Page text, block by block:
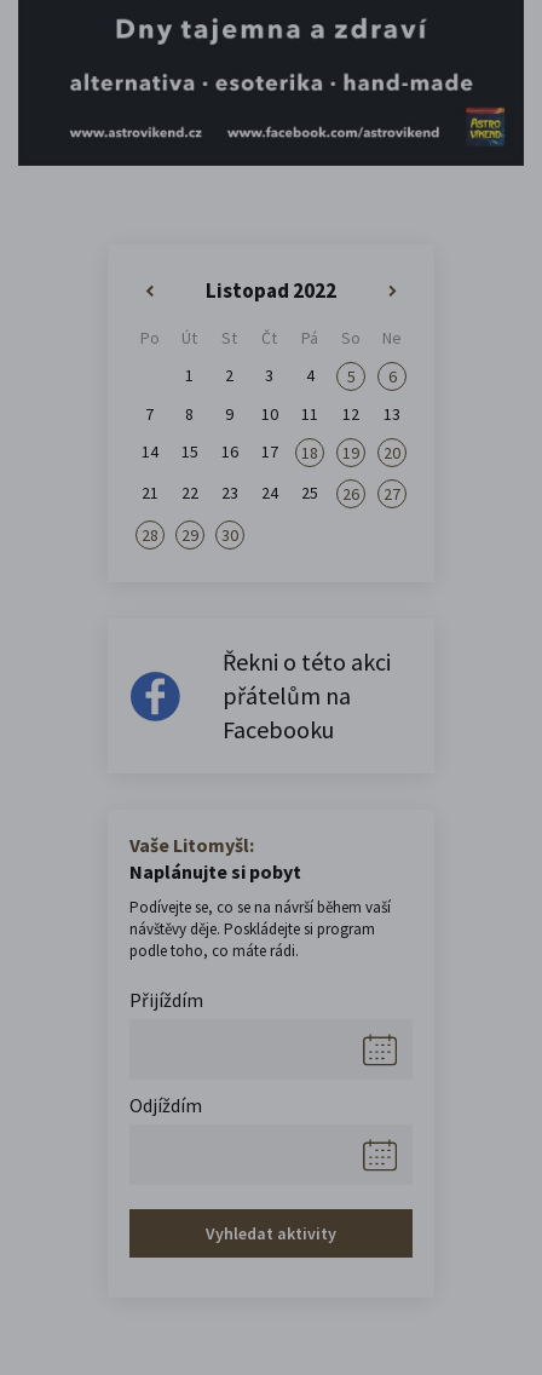
Listopad 2022
»
Po Út St Čt Pá So
Ne
1
2 3 4 5
6
7
8 9 10 11 12
13
14
15 16 17 18 19
20
21
22 23 24 25 26
27
28
29 30
Řekni o této akci
přátelům na
Facebooku
Vaše Litomyšl:
Naplánujte si pobyt
Podívejte se, co se na návrší během vaší
návštěvy děje. Poskládejte si program
podle toho, co máte rádi.
Přijíždím
Odjíždím
Vyhledat aktivity